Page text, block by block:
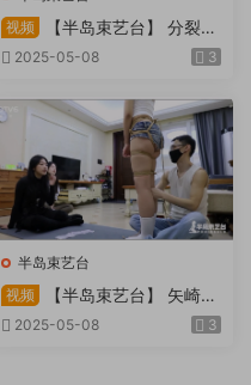
视频
【半岛束艺台】 分裂的
快感：捆绑检阅式，车顶冷风
天。过路车辆..
2025-05-08 3
半岛束艺台
视频
【半岛束艺台】 矢崎
泽爱 世界上运气最差的女孩
2025-05-08 3